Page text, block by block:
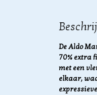
De Aldo
70% extra
met een
elkaar,